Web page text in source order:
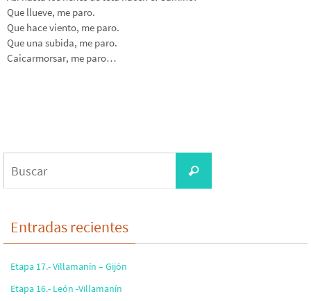
Que llueve, me paro.
Que hace viento, me paro.
Que una subida, me paro.
Caicarmorsar, me paro…
Buscar
Entradas recientes
Etapa 17.- Villamanín – Gijón
Etapa 16.- León -Villamanín